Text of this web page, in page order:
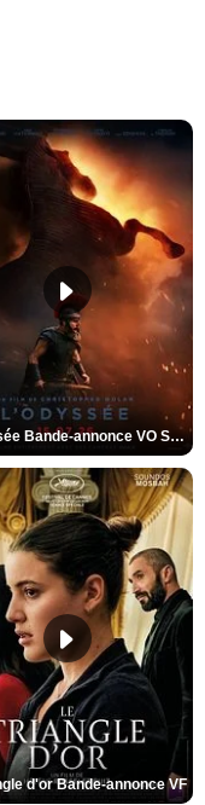
L'Odyssée Bande-annonce VO STFR
d'or Bande-annonce VF